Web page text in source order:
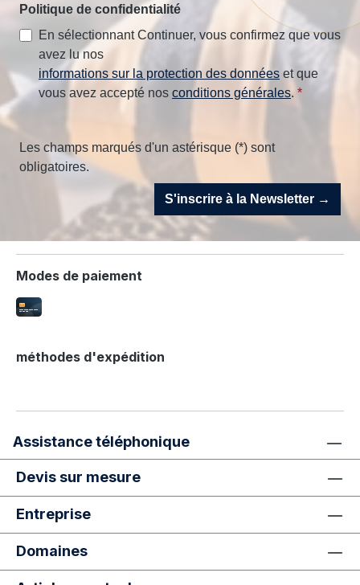
Politique de confidentialité
En sélectionnant Continuer, vous confirmez que vous
avez lu nos
informations sur la protection des données et que
vous avez accepté nos conditions générales. *
Les champs marqués d'un astérisque (*) sont
obligatoires.
S'inscrire à la Newsletter →
Modes de paiement
méthodes d'expédition
Assistance téléphonique
Devis sur mesure
Entreprise
Domaines